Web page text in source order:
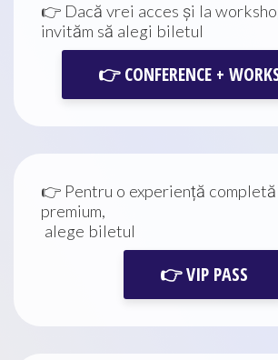
👉 Dacă vrei acces și la
invităm să alegi biletul
👉 CONFERENCE +
👉 Pentru o experiență
premium,
alege biletul
👉 VIP PASS